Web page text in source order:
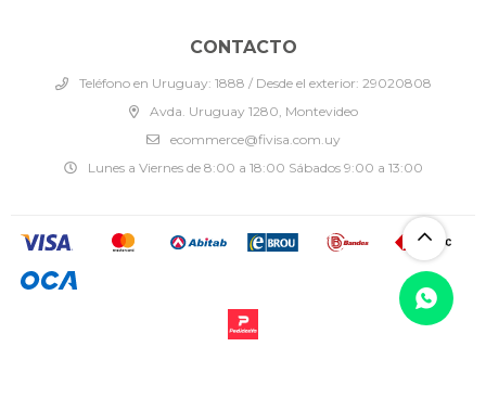
CONTACTO
Teléfono en Uruguay: 1888 / Desde el exterior: 29020808
Avda. Uruguay 1280, Montevideo
ecommerce@fivisa.com.uy
Lunes a Viernes de 8:00 a 18:00 Sábados 9:00 a 13:00